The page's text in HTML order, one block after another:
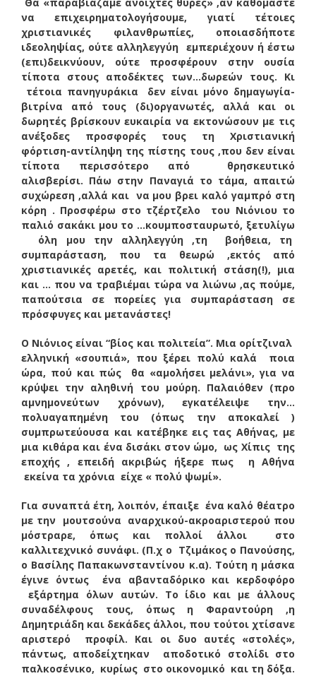
να επιχειρηματολογήσουμε, γιατί τέτοιες
χριστιανικές φιλανθρωπίες, οποιασδήποτε
ιδεοληψίας, ούτε αλληλεγγύη εμπεριέχουν ή έστω
(επι)δεικνύουν, ούτε προσφέρουν στην ουσία
τίποτα στους αποδέκτες των…δωρεών τους. Κι
τέτοια πανηγυράκια δεν είναι μόνο δημαγωγία-
βιτρίνα από τους (δι)οργανωτές, αλλά και οι
δωρητές βρίσκουν ευκαιρία να εκτονώσουν με τις
ανέξοδες προσφορές τους τη Χριστιανική
φόρτιση-αντίληψη της πίστης τους ,που δεν είναι
τίποτα περισσότερο από θρησκευτικό
αλισβερίσι. Πάω στην Παναγιά το τάμα, απαιτώ
συχώρεση ,αλλά και να μου βρει καλό γαμπρό στη
κόρη . Προσφέρω στο τζέρτζελο του Νιόνιου το
παλιό σακάκι μου το …κουμποσταυρωτό, ξετυλίγω
όλη μου την αλληλεγγύη ,τη βοήθεια, τη
συμπαράσταση, που τα θεωρώ ,εκτός από
χριστιανικές αρετές, και πολιτική στάση(!), μια
και … που να τραβιέμαι τώρα να λιώνω ,ας πούμε,
παπούτσια σε πορείες για συμπαράσταση σε
πρόσφυγες και μετανάστες!
Ο Νιόνιος είναι “βίος και πολιτεία”. Μια ορίτζιναλ
ελληνική «σουπιά», που ξέρει πολύ καλά ποια
ώρα, πού και πώς θα «αμολήσει μελάνι», για να
κρύψει την αληθινή του μούρη. Παλαιόθεν (προ
αμνημονεύτων χρόνων), εγκατέλειψε την…
πολυαγαπημένη του (όπως την αποκαλεί )
συμπρωτεύουσα και κατέβηκε εις τας Αθήνας, με
μια κιθάρα και ένα δισάκι στον ώμο, ως Χίπις της
εποχής , επειδή ακριβώς ήξερε πως η Αθήνα
εκείνα τα χρόνια είχε « πολύ ψωμί».
Για συναπτά έτη, λοιπόν, έπαιξε ένα καλό θέατρο
με την μουτσούνα αναρχικού-ακροαριστερού που
μόστραρε, όπως και πολλοί άλλοι στο
καλλιτεχνικό συνάφι. (Π.χ ο Τζιμάκος ο Πανούσης,
ο Βασίλης Παπακωνσταντίνου κ.α). Τούτη η μάσκα
έγινε όντως ένα αβανταδόρικο και κερδοφόρο
εξάρτημα όλων αυτών. Το ίδιο και με άλλους
συναδέλφους τους, όπως η Φαραντούρη ,η
Δημητριάδη και δεκάδες άλλοι, που τούτοι χτίσανε
αριστερό προφίλ. Και οι δυο αυτές «στολές»,
πάντως, αποδείχτηκαν αποδοτικό στολίδι στο
παλκοσένικο, κυρίως στο οικονομικό και τη δόξα.